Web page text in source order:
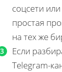
соцсети
простая
на тех же
Если
Telegram-